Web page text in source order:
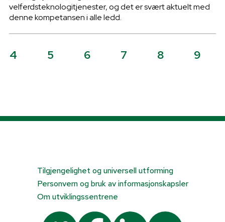
velferdsteknologitjenester, og det er svært aktuelt med
denne kompetansen i alle ledd.
4 5 6 7 8 9
Tilgjengelighet og universell utforming
Personvern og bruk av informasjonskapsler
Om utviklingssentrene